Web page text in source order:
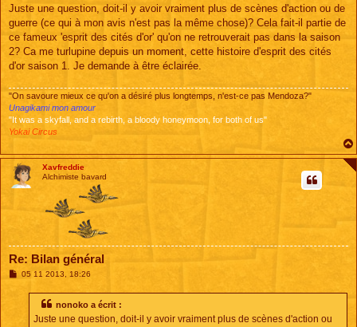
s
a
g
Juste une question, doit-il y avoir vraiment plus de scènes d'action ou de
guerre (ce qui à mon avis n'est pas la même chose)? Cela fait-il partie de
ce fameux 'esprit des cités d'or' qu'on ne retrouverait pas dans la saison
2? Ca me turlupine depuis un moment, cette histoire d'esprit des cités
d'or saison 1. Je demande à être éclairée.
"On savoure mieux ce qu'on a désiré plus longtemps, n'est-ce pas Mendoza?"
Unagikami mon amour
"It was a skyfall, and a rebirth, a bloody honeymoon, for both of us"
Yokai Circus
Xavfreddie
Alchimiste bavard
Re: Bilan général
M05 11 2013, 18:26
nonoko a écrit :
Juste une question, doit-il y avoir vraiment plus de scènes d'action ou